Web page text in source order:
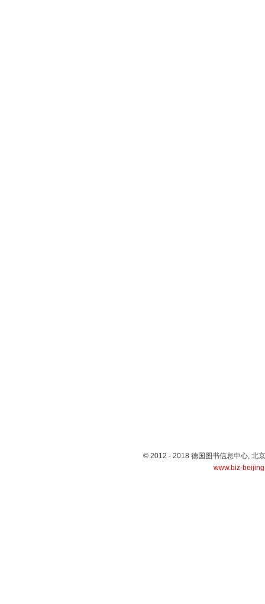
© 2012 - 2018 德国图书信息中心, 北
www.biz-